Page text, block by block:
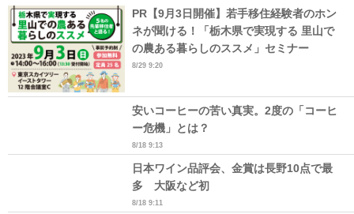
PR【9月3日開催】若手移住経験者のホン
ネが聞ける！「栃木県で実現する 里山で
の農ある暮らしのススメ」セミナー
8/29 9:20
安いコーヒーの苦い真実。2度の「コーヒ
ー危機」とは？
8/18 9:13
日本ワイン品評会、金賞は長野10点で最
多 大阪など初
8/18 9:11